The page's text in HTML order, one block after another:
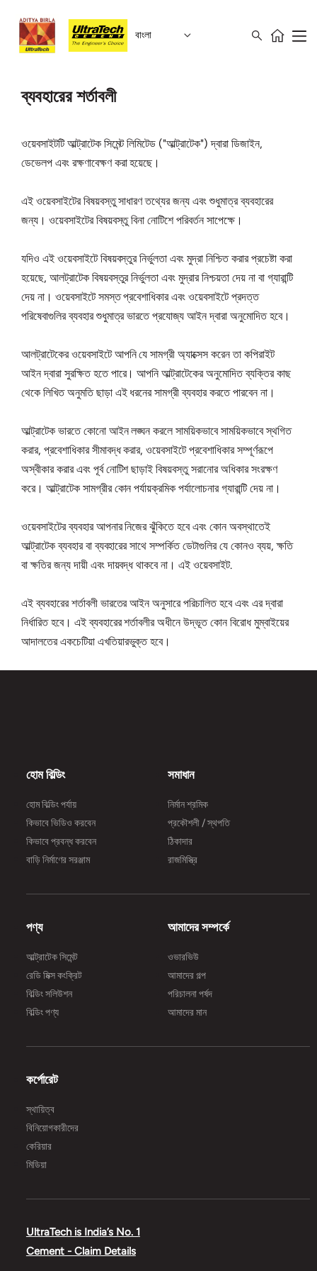
বাংলা
ব্যবহারের শর্তাবলী
ওয়েবসাইটটি আল্ট্রাটেক সিমেন্ট লিমিটেড ("আল্ট্রাটেক") দ্বারা ডিজাইন,
ডেভেলপ এবং রক্ষণাবেক্ষণ করা হয়েছে।
এই ওয়েবসাইটের বিষয়বস্তু সাধারণ তথ্যের জন্য এবং শুধুমাত্র ব্যবহারের
জন্য। ওয়েবসাইটের বিষয়বস্তু বিনা নোটিশে পরিবর্তন সাপেক্ষে।
যদিও এই ওয়েবসাইটে বিষয়বস্তুর নির্ভুলতা এবং মুদ্রা নিশ্চিত করার প্রচেষ্টা করা
হয়েছে, আলট্রাটেক বিষয়বস্তুর নির্ভুলতা এবং মুদ্রার নিশ্চয়তা দেয় না বা গ্যারান্টি
দেয় না। ওয়েবসাইটে সমস্ত প্রবেশাধিকার এবং ওয়েবসাইটে প্রদত্ত
পরিষেবাগুলির ব্যবহার শুধুমাত্র ভারতে প্রযোজ্য আইন দ্বারা অনুমোদিত হবে।
আলট্রাটেকের ওয়েবসাইটে আপনি যে সামগ্রী অ্যাক্সেস করেন তা কপিরাইট
আইন দ্বারা সুরক্ষিত হতে পারে। আপনি আল্ট্রাটেকের অনুমোদিত ব্যক্তির কাছ
থেকে লিখিত অনুমতি ছাড়া এই ধরনের সামগ্রী ব্যবহার করতে পারবেন না।
আল্ট্রাটেক ভারতে কোনো আইন লঙ্ঘন করলে সাময়িকভাবে সাময়িকভাবে স্থগিত
করার, প্রবেশাধিকার সীমাবদ্ধ করার, ওয়েবসাইটে প্রবেশাধিকার সম্পূর্ণরূপে
অস্বীকার করার এবং পূর্ব নোটিশ ছাড়াই বিষয়বস্তু সরানোর অধিকার সংরক্ষণ
করে। আল্ট্রাটেক সামগ্রীর কোন পর্যায়ক্রমিক পর্যালোচনার গ্যারান্টি দেয় না।
ওয়েবসাইটের ব্যবহার আপনার নিজের ঝুঁকিতে হবে এবং কোন অবস্থাতেই
আল্ট্রাটেক ব্যবহার বা ব্যবহারের সাথে সম্পর্কিত ডেটাগুলির যে কোনও ব্যয়, ক্ষতি
বা ক্ষতির জন্য দায়ী এবং দায়বদ্ধ থাকবে না। এই ওয়েবসাইট.
এই ব্যবহারের শর্তাবলী ভারতের আইন অনুসারে পরিচালিত হবে এবং এর দ্বারা
নির্ধারিত হবে। এই ব্যবহারের শর্তাবলীর অধীনে উদ্ভূত কোন বিরোধ মুম্বাইয়ের
আদালতের একচেটিয়া এখতিয়ারভুক্ত হবে।
হোম বিল্ডিং
হোম বিল্ডিং পর্যায়
কিভাবে ভিডিও করবেন
কিভাবে প্রবন্ধ করবেন
বাড়ি নির্মাণের সরঞ্জাম
সমাধান
নির্মান শ্রমিক
প্রকৌশলী / স্থপতি
ঠিকাদার
রাজমিস্ত্রি
পণ্য
আল্ট্রাটেক সিমেন্ট
রেডি মিক্স কংক্রিট
বিল্ডিং সলিউশন
বিল্ডিং পণ্য
আমাদের সম্পর্কে
ওভারভিউ
আমাদের গল্প
পরিচালনা পর্ষদ
আমাদের মান
কর্পোরেট
স্থায়িত্ব
বিনিয়োগকারীদের
কেরিয়ার
মিডিয়া
UltraTech is India’s No. 1
Cement - Claim Details